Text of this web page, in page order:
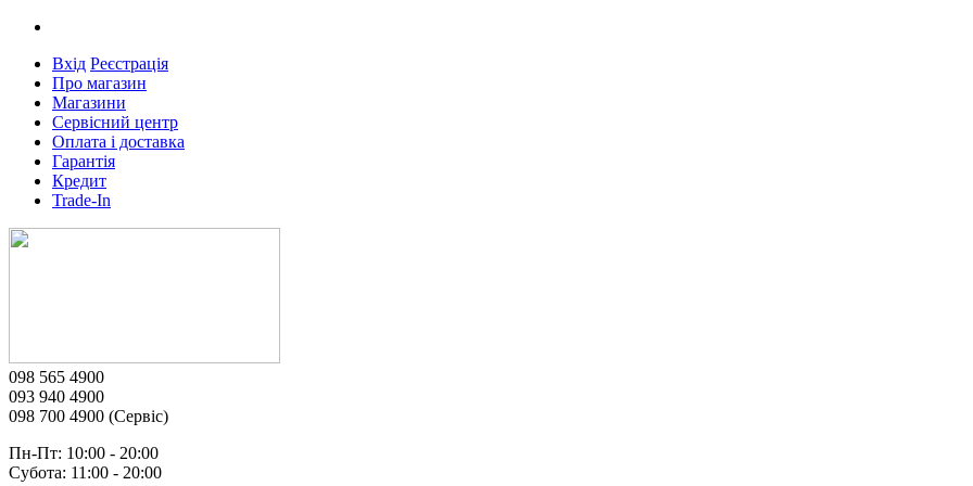
Вхід Реєстрація
Про магазин
Магазини
Сервісний центр
Оплата і доставка
Гарантія
Кредит
Trade-In
098 565 4900
093 940 4900
098 700 4900 (Сервіс)
Пн-Пт: 10:00 - 20:00
Субота: 11:00 - 20:00